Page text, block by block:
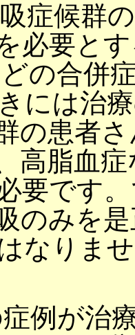
症候群
必要と
の合併
には治
の患者
高脂血
要です
のみを
なりま
例が治